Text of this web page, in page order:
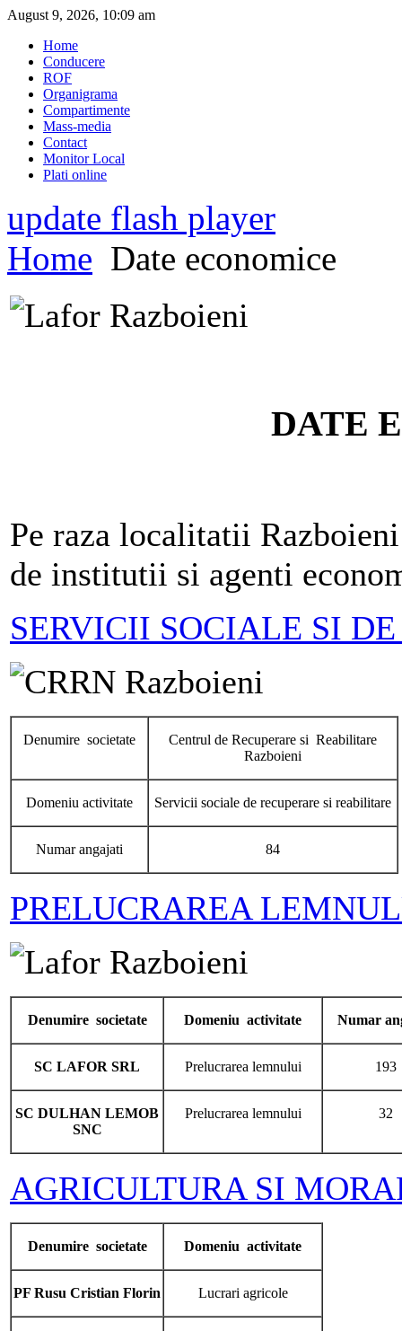
August 9, 2026, 10:09 am
Home
Conducere
ROF
Organigrama
Compartimente
Mass-media
Contact
Monitor Local
Plati online
update flash player
Home Date economice
DATE
Pe raza localitatii
de institutii si agenti
SERVICII SOCIALE SI
Denumire societate
Centrul de Recuperare si Reabilitare
Razboieni
Domeniu activitate Servicii sociale de recuperare si reabilitare
Numar angajati 84
PRELUCRAREA
Denumire societate Domeniu activitate Numar
SC LAFOR SRL Prelucrarea lemnului 193
SC DULHAN LEMOB
SNC
Prelucrarea lemnului 32
AGRICULTURA SI
Denumire societate Domeniu activitate
PF Rusu Cristian Florin Lucrari agricole